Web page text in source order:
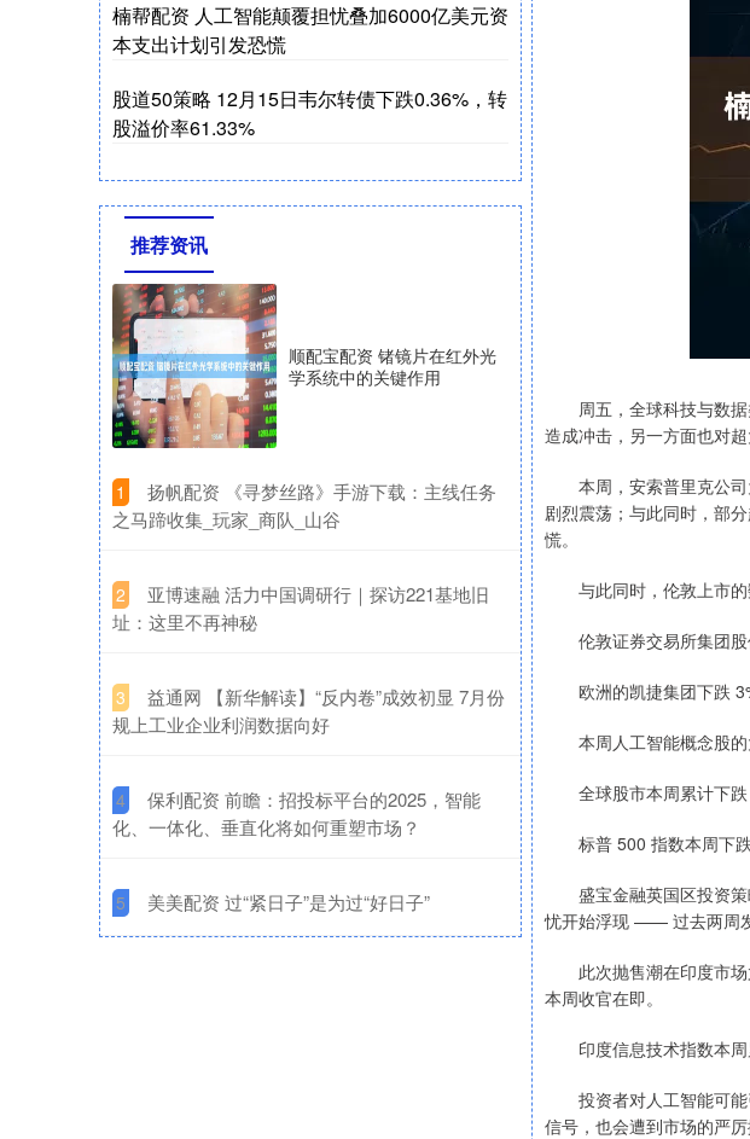
周五，全球科技与数据
造成冲击，另一方面也对
本周，安索普里克公司
剧烈震荡；与此同时，部
慌。
与此同时，伦敦上市的
伦敦证券交易所集团股
欧洲的凯捷集团下跌
本周人工智能概念股的
全球股市本周累计下跌
标普 500 指数本周下跌
盛宝金融英国区投资策
忧开始浮现 —— 过去两周
此次抛售潮在印度市场
本周收官在即。
印度信息技术指数本周
投资者对人工智能可能
信号，也会遭到市场的严厉
楠帮配资 人工智能颠覆担忧叠加6000亿美元资
本支出计划引发恐慌
股道50策略 12月15日韦尔转债下跌0.36%，转
股溢价率61.33%
推荐资讯
顺配宝配资 锗镜片在红外光
学系统中的关键作用
1
​扬帆配资 《寻梦丝路》手游下载：主线任务
之马蹄收集_玩家_商队_山谷
2
​亚博速融 活力中国调研行｜探访221基地旧
址：这里不再神秘
3
​益通网 【新华解读】“反内卷”成效初显 7月份
规上工业企业利润数据向好
4
​保利配资 前瞻：招投标平台的2025，智能
化、一体化、垂直化将如何重塑市场？
5 ​美美配资 过“紧日子”是为过“好日子”